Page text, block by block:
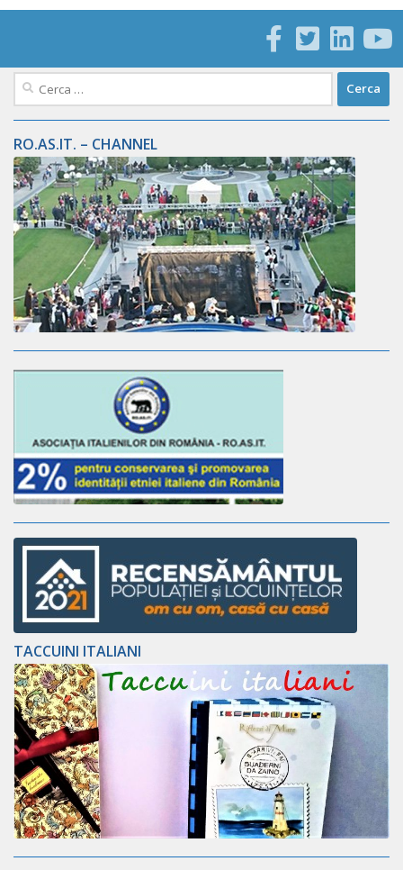
Ricerca
RO.AS.IT. – CHANNEL
TACCUINI ITALIANI